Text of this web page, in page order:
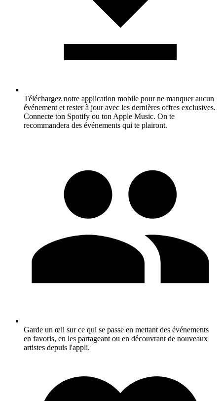
Téléchargez notre application mobile pour ne manquer aucun
événement et rester à jour avec les dernières offres exclusives.
Connecte ton Spotify ou ton Apple Music. On te
recommandera des événements qui te plairont.
Garde un œil sur ce qui se passe en mettant des événements
en favoris, en les partageant ou en découvrant de nouveaux
artistes depuis l'appli.